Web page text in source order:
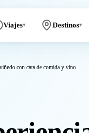
Viajes▾ Destinos▾
con cata de comida y vino